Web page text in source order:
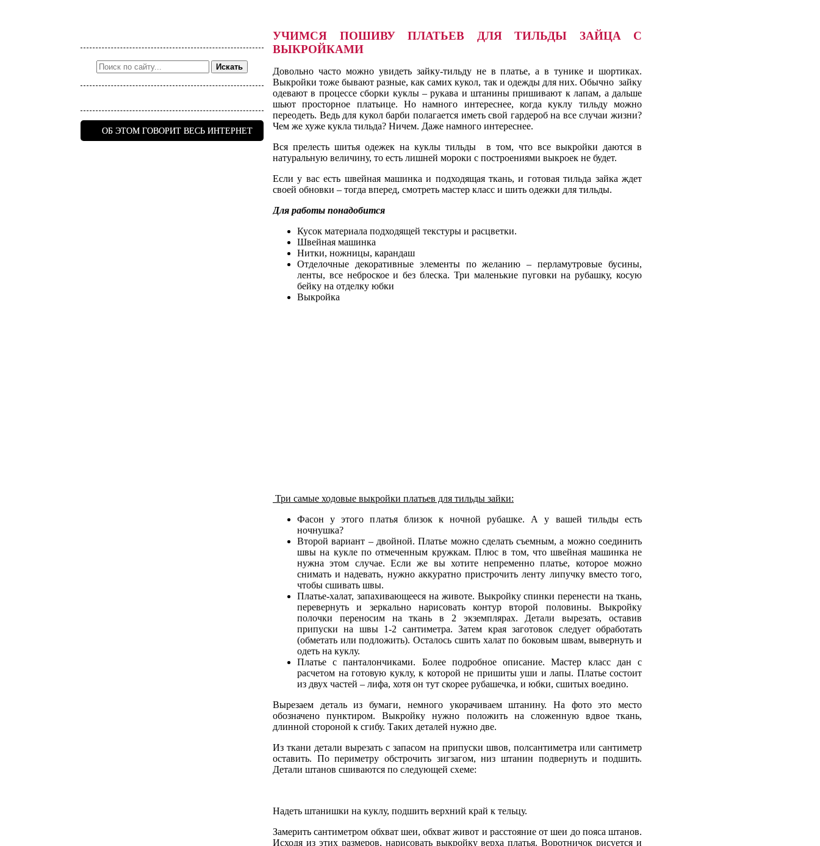
Искать
ОБ ЭТОМ ГОВОРИТ ВЕСЬ ИНТЕРНЕТ
УЧИМСЯ ПОШИВУ ПЛАТЬЕВ ДЛЯ ТИЛЬДЫ ЗАЙЦА С
ВЫКРОЙКАМИ
Довольно часто можно увидеть зайку-тильду не в платье, а в тунике и шортиках.
Выкройки тоже бывают разные, как самих кукол, так и одежды для них. Обычно зайку
одевают в процессе сборки куклы – рукава и штанины пришивают к лапам, а дальше
шьют просторное платьице. Но намного интереснее, когда куклу тильду можно
переодеть. Ведь для кукол барби полагается иметь свой гардероб на все случаи жизни?
Чем же хуже кукла тильда? Ничем. Даже намного интереснее.
Вся прелесть шитья одежек на куклы тильды в том, что все выкройки даются в
натуральную величину, то есть лишней мороки с построениями выкроек не будет.
Если у вас есть швейная машинка и подходящая ткань, и готовая тильда зайка ждет
своей обновки – тогда вперед, смотреть мастер класс и шить одежки для тильды.
Для работы понадобится
Кусок материала подходящей текстуры и расцветки.
Швейная машинка
Нитки, ножницы, карандаш
Отделочные декоративные элементы по желанию – перламутровые бусины,
ленты, все неброское и без блеска. Три маленькие пуговки на рубашку, косую
бейку на отделку юбки
Выкройка
Три самые ходовые выкройки платьев для тильды зайки:
Фасон у этого платья близок к ночной рубашке. А у вашей тильды есть
ночнушка?
Второй вариант – двойной. Платье можно сделать съемным, а можно соединить
швы на кукле по отмеченным кружкам. Плюс в том, что швейная машинка не
нужна этом случае. Если же вы хотите непременно платье, которое можно
снимать и надевать, нужно аккуратно пристрочить ленту липучку вместо того,
чтобы сшивать швы.
Платье-халат, запахивающееся на животе. Выкройку спинки перенести на ткань,
перевернуть и зеркально нарисовать контур второй половины. Выкройку
полочки переносим на ткань в 2 экземплярах. Детали вырезать, оставив
припуски на швы 1-2 сантиметра. Затем края заготовок следует обработать
(обметать или подложить). Осталось сшить халат по боковым швам, вывернуть и
одеть на куклу.
Платье с панталончиками. Более подробное описание. Мастер класс дан с
расчетом на готовую куклу, к которой не пришиты уши и лапы. Платье состоит
из двух частей – лифа, хотя он тут скорее рубашечка, и юбки, сшитых воедино.
Вырезаем деталь из бумаги, немного укорачиваем штанину. На фото это место
обозначено пунктиром. Выкройку нужно положить на сложенную вдвое ткань,
длинной стороной к сгибу. Таких деталей нужно две.
Из ткани детали вырезать с запасом на припуски швов, полсантиметра или сантиметр
оставить. По периметру обстрочить зигзагом, низ штанин подвернуть и подшить.
Детали штанов сшиваются по следующей схеме:
Надеть штанишки на куклу, подшить верхний край к тельцу.
Замерить сантиметром обхват шеи, обхват живот и расстояние от шеи до пояса штанов.
Исходя из этих размеров, нарисовать выкройку верха платья. Воротничок рисуется и